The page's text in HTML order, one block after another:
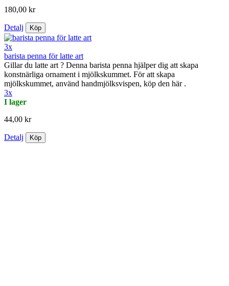
180,00 kr
Detalj Köp
3x
barista penna för latte art
Gillar du latte art ? Denna barista penna hjälper dig att skapa
konstnärliga ornament i mjölkskummet. För att skapa
mjölkskummet, använd handmjölksvispen, köp den här .
3x
I lager
44,00 kr
Detalj Köp